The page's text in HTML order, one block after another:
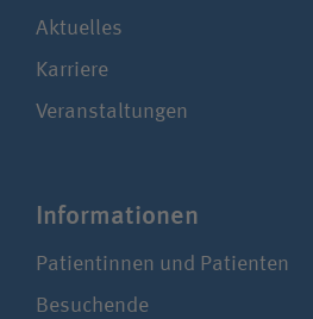
Aktuelles
Karriere
Veranstaltungen
Infor­ma­tionen
Patientinnen und Patienten
Besuchende